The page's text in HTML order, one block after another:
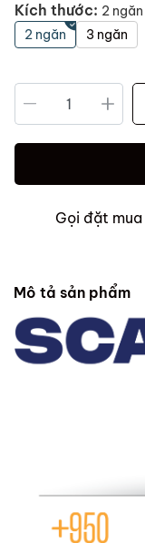
Kích thước: 2 ngăn
2 ngăn
3 ngăn
Gọi đặt mua
Mô tả sản phẩm